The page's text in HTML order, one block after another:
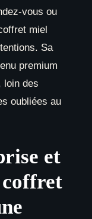
vous ou
miel
Sa
premium
loin des
oubliées au
et
coffret